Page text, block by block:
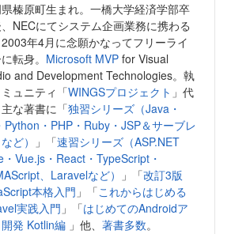
榛原町生まれ。一橋大学経済学部卒
NECにてシステム企画業務に携わる
年4月に念願かなってフリーライ
転身。 Microsoft MVP for Visual
and Development Technologies。執
ュニティ「WINGSプロジェクト 」代
な著書に「独習シリーズ（Java・
Python・PHP・Ruby・JSP＆サーブレ
ど）
」「速習シリーズ（ASP.NET
Vue.js・React・TypeScript・
、Laravelなど）
」「改訂3版
本格入門 」「これからはじめる
実践入門 」「はじめてのAndroidア
発 Kotlin編 」他、 著書多数。